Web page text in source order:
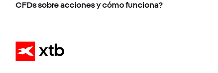
CFDs sobre acciones y cómo funciona?